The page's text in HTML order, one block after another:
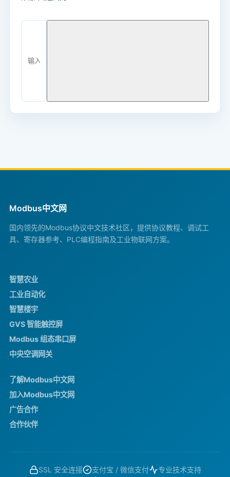
Modbus中文网
国内领先的Modbus协议中文技术社区，提供协议教程、调试工
具、寄存器参考、PLC编程指南及工业物联网方案。
智慧农业
工业自动化
智慧楼宇
GVS 智能触控屏
Modbus 组态串口屏
中央空调网关
了解Modbus中文网
加入Modbus中文网
广告合作
合作伙伴
SSL 安全连接 支付宝 / 微信支付 专业技术支持